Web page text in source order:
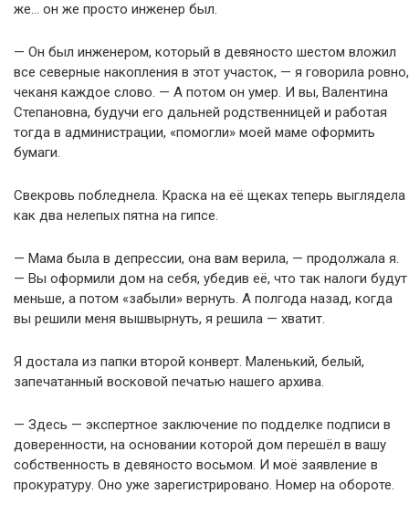
же… он же просто инженер был.
— Он был инженером, который в девяносто шестом вложил
все северные накопления в этот участок, — я говорила ровно,
чеканя каждое слово. — А потом он умер. И вы, Валентина
Степановна, будучи его дальней родственницей и работая
тогда в администрации, «помогли» моей маме оформить
бумаги.
Свекровь побледнела. Краска на её щеках теперь выглядела
как два нелепых пятна на гипсе.
— Мама была в депрессии, она вам верила, — продолжала я.
— Вы оформили дом на себя, убедив её, что так налоги будут
меньше, а потом «забыли» вернуть. А полгода назад, когда
вы решили меня вышвырнуть, я решила — хватит.
Я достала из папки второй конверт. Маленький, белый,
запечатанный восковой печатью нашего архива.
— Здесь — экспертное заключение по подделке подписи в
доверенности, на основании которой дом перешёл в вашу
собственность в девяносто восьмом. И моё заявление в
прокуратуру. Оно уже зарегистрировано. Номер на обороте.